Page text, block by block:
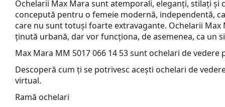
Ochelarii Max Mara sunt atemporali, eleganți, stilați
concepută pentru o femeie modernă, independentă,
care nu sunt totuși foarte extravagante. Ochelarii
ținută urbană, dar vor funcționa, de asemenea, ca un
Max Mara MM 5017 066 14 53sunt ochelari de vedere
Descoperă cum ți se potrivesc acești ochelari de
virtual.
Ramă ochelari